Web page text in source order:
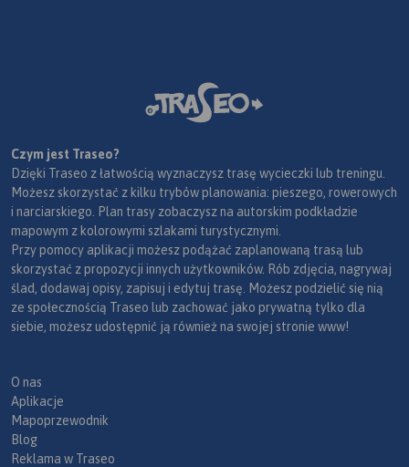
Czym jest Traseo?
Dzięki Traseo z łatwością wyznaczysz trasę wycieczki lub treningu.
Możesz skorzystać z kilku trybów planowania: pieszego, rowerowych
i narciarskiego. Plan trasy zobaczysz na autorskim podkładzie
mapowym z kolorowymi szlakami turystycznymi.
Przy pomocy aplikacji możesz podążać zaplanowaną trasą lub
skorzystać z propozycji innych użytkowników. Rób zdjęcia, nagrywaj
ślad, dodawaj opisy, zapisuj i edytuj trasę. Możesz podzielić się nią
ze społecznością Traseo lub zachować jako prywatną tylko dla
siebie, możesz udostępnić ją również na swojej stronie www!
O nas
Aplikacje
Mapoprzewodnik
Blog
Reklama w Traseo